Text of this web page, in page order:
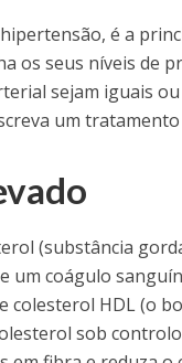
é a
os seus níveis de
sejam iguais
um
(substância
coágulo
colesterol HDL (o
sob